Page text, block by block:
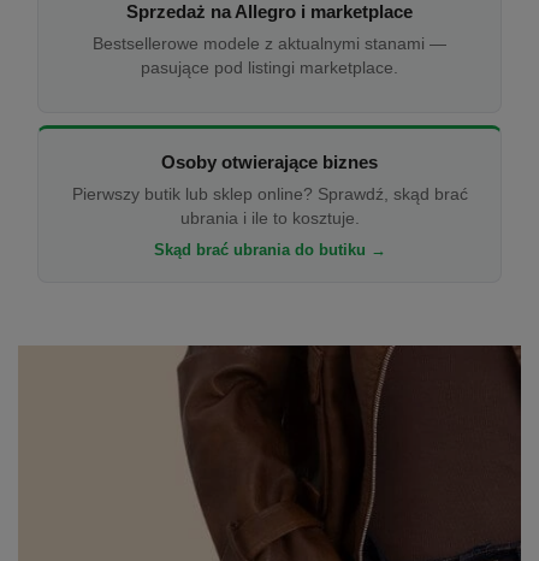
Sprzedaż na Allegro i marketplace
Bestsellerowe modele z aktualnymi stanami —
pasujące pod listingi marketplace.
Osoby otwierające biznes
Pierwszy butik lub sklep online? Sprawdź, skąd brać
ubrania i ile to kosztuje.
Skąd brać ubrania do butiku →